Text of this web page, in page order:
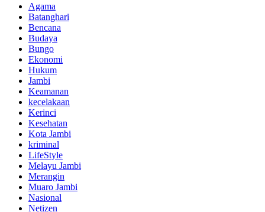
Agama
Batanghari
Bencana
Budaya
Bungo
Ekonomi
Hukum
Jambi
Keamanan
kecelakaan
Kerinci
Kesehatan
Kota Jambi
kriminal
LifeStyle
Melayu Jambi
Merangin
Muaro Jambi
Nasional
Netizen